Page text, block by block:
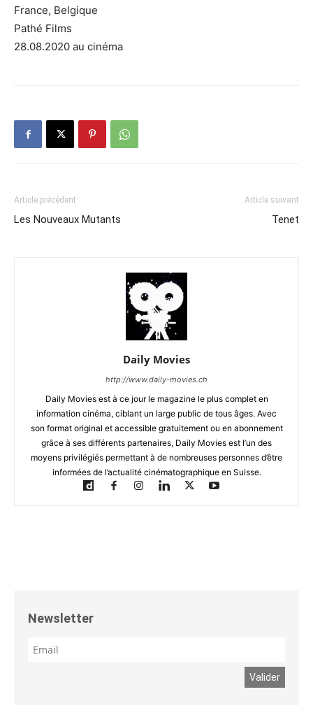
France, Belgique
Pathé Films
28.08.2020 au cinéma
Article précédent
Les Nouveaux Mutants
Article suivant
Tenet
Daily Movies
http://www.daily-movies.ch
Daily Movies est à ce jour le magazine le plus complet en
information cinéma, ciblant un large public de tous âges. Avec
son format original et accessible gratuitement ou en abonnement
grâce à ses différents partenaires, Daily Movies est l’un des
moyens privilégiés permettant à de nombreuses personnes d’être
informées de l’actualité cinématographique en Suisse.
Newsletter